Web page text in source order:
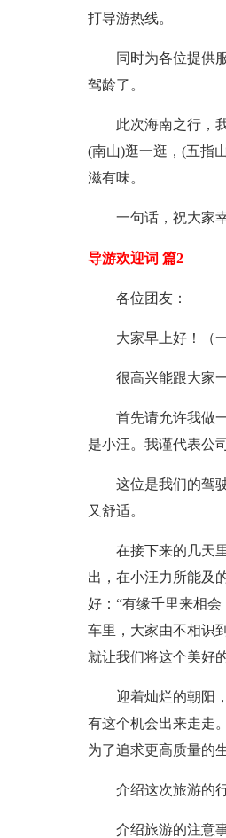
打导游热线。
同时为各位提供
驾龄了。
此次海南之行，
(南山)逛一逛，(五指
滋有味。
一句话，祝大家
导游欢迎词 篇2
各位团友：
大家早上好！（
很高兴能跟大家
首先请允许我做
是小汪。我谨代表公
这位是我们的驾
又舒适。
在接下来的几天
出，在小汪力所能及
好：“有缘千里来相
车里，大家由不相识
就让我们将这个美好
迎着灿烂的朝阳
有这个机会出来走走
为了追求更高质量的
介绍这次旅游的行
介绍旅游的注意事